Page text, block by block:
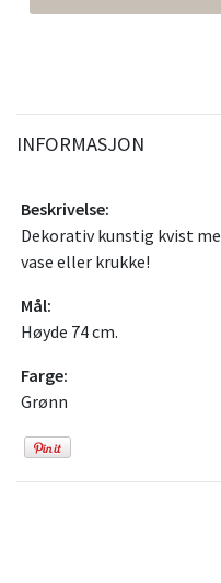
INFORMASJON
Beskrivelse:
Dekorativ kunstig kvist
vase eller krukke!
Mål:
Høyde 74 cm.
Farge:
Grønn